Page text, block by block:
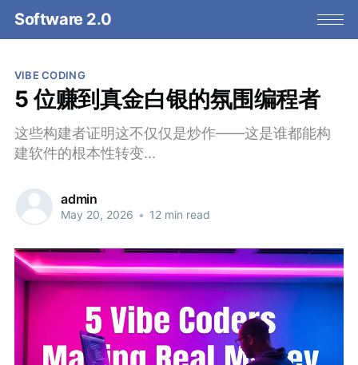
Software 2.0
VIBE CODING
5 位赚到真金白银的氛围编程者
这些构建者证明这不仅仅是炒作——这是谁都能构
建软件的根本性转变...
admin
May 20, 2026 • 12 min read